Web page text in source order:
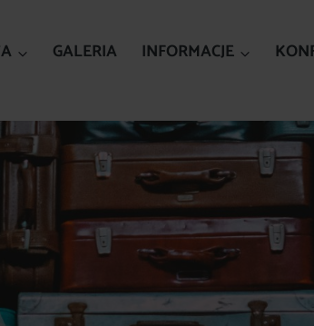
GALERIA INFORMACJE